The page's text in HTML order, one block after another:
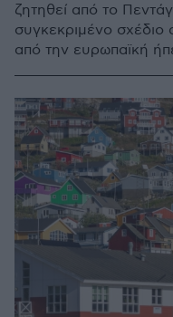
ζητηθεί από το
συγκεκριμένο
από την ευρωπαϊκή